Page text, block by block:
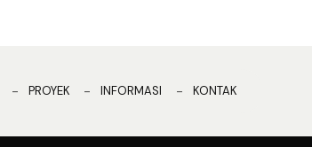
PROYEK INFORMASI KONTAK